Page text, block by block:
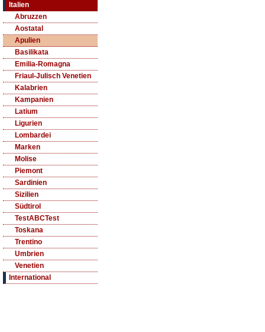
Italien
Abruzzen
Aostatal
Apulien
Basilikata
Emilia-Romagna
Friaul-Julisch Venetien
Kalabrien
Kampanien
Latium
Ligurien
Lombardei
Marken
Molise
Piemont
Sardinien
Sizilien
Südtirol
TestABCTest
Toskana
Trentino
Umbrien
Venetien
International